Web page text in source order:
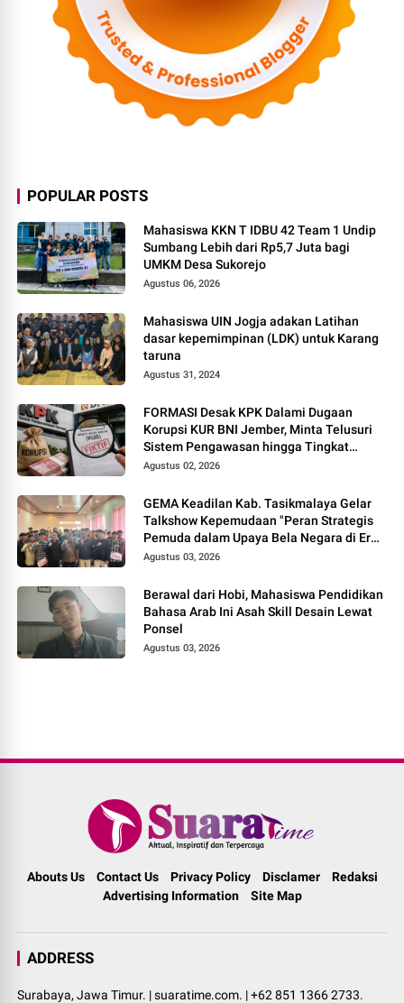
POPULAR POSTS
Mahasiswa KKN T IDBU 42 Team 1 Undip
Sumbang Lebih dari Rp5,7 Juta bagi
UMKM Desa Sukorejo
Agustus 06, 2026
Mahasiswa UIN Jogja adakan Latihan
dasar kepemimpinan (LDK) untuk Karang
taruna
Agustus 31, 2024
FORMASI Desak KPK Dalami Dugaan
Korupsi KUR BNI Jember, Minta Telusuri
Sistem Pengawasan hingga Tingkat
Direksi
Agustus 02, 2026
GEMA Keadilan Kab. Tasikmalaya Gelar
Talkshow Kepemudaan "Peran Strategis
Pemuda dalam Upaya Bela Negara di Era
Post-Truth"
Agustus 03, 2026
Berawal dari Hobi, Mahasiswa Pendidikan
Bahasa Arab Ini Asah Skill Desain Lewat
Ponsel
Agustus 03, 2026
Abouts Us Contact Us Privacy Policy Disclamer
Redaksi
Advertising Information
Site Map
ADDRESS
Surabaya, Jawa Timur. | suaratime.com. | +62 851 1366 2733.